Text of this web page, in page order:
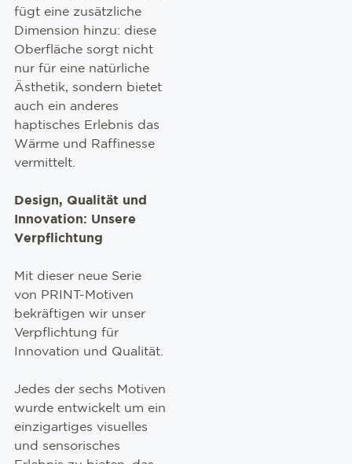
fügt eine zusätzliche
Dimension hinzu: diese
Oberfläche sorgt nicht
nur für eine natürliche
Ästhetik, sondern bietet
auch ein anderes
haptisches Erlebnis das
Wärme und Raffinesse
vermittelt.
Design, Qualität und
Innovation: Unsere
Verpflichtung
Mit dieser neue Serie
von PRINT-Motiven
bekräftigen wir unser
Verpflichtung für
Innovation und Qualität.
Jedes der sechs Motiven
wurde entwickelt um ein
einzigartiges visuelles
und sensorisches